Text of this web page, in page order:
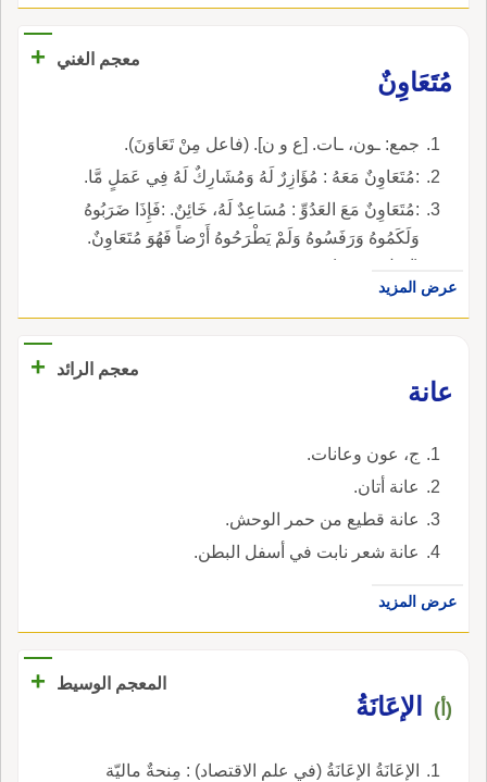
معجم الغني
+
مُتَعَاوِنٌ
جمع: ـون، ـات. [ع و ن]. (فاعل مِنْ تَعَاوَنَ).
:مُتَعَاوِنٌ مَعَهُ : مُؤَازِرٌ لَهُ وَمُشَارِكٌ لَهُ فِي عَمَلٍ مَّا.
:مُتَعَاوِنٌ مَعَ العَدُوِّ : مُسَاعِدٌ لَهُ، خَائِنٌ. :فَإِذَا ضَرَبُوهُ
وَلَكَمُوهُ وَرَفَسُوهُ وَلَمْ يَطْرَحُوهُ أَرْضاً فَهُوَ مُتَعَاوِنٌ.
(إميل حبيبي).
عرض المزيد
معجم الرائد
+
عانة
ج، عون وعانات.
عانة أتان.
عانة قطيع من حمر الوحش.
عانة شعر نابت في أسفل البطن.
عرض المزيد
المعجم الوسيط +
(أ) الإعَانَةُ
الإعَانَةُ الإعَانَةُ (في علم الاقتصاد) : مِنحةٌ ماليّة